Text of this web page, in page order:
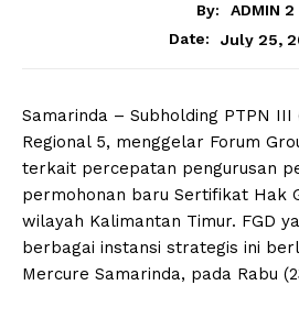
By:
ADMIN 2
Date:
July 25,
Samarinda – Subholding PTPN III
Regional 5, menggelar Forum
terkait percepatan pengurusan
permohonan baru Sertifikat Hak
wilayah Kalimantan Timur. FGD
berbagai instansi strategis ini
Mercure Samarinda, pada Rabu